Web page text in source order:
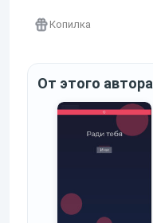
Копилка
От этого автора